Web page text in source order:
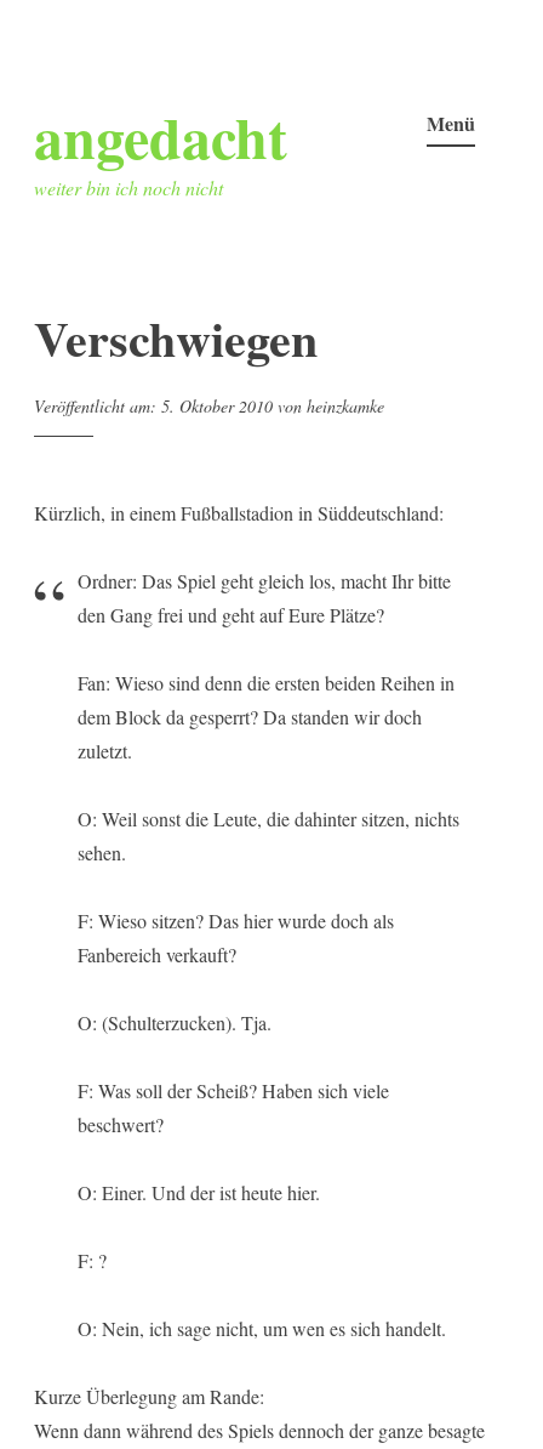
springen
angedacht
weiter bin ich noch nicht
Menü
Verschwiegen
Veröffentlicht am: 5. Oktober 2010 von heinzkamke
Kürzlich, in einem Fußballstadion in Süddeutschland:
Ordner: Das Spiel geht gleich los, macht Ihr bitte
den Gang frei und geht auf Eure Plätze?
Fan: Wieso sind denn die ersten beiden Reihen in
dem Block da gesperrt? Da standen wir doch
zuletzt.
O: Weil sonst die Leute, die dahinter sitzen, nichts
sehen.
F: Wieso sitzen? Das hier wurde doch als
Fanbereich verkauft?
O: (Schulterzucken). Tja.
F: Was soll der Scheiß? Haben sich viele
beschwert?
O: Einer. Und der ist heute hier.
F: ?
O: Nein, ich sage nicht, um wen es sich handelt.
Kurze Überlegung am Rande:
Wenn dann während des Spiels dennoch der ganze besagte